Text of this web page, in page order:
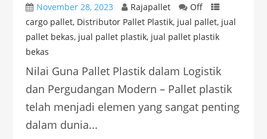
November 28, 2023 Rajapallet
Off
cargo pallet, Distributor Pallet Plastik, jual pallet, jual
pallet bekas, jual pallet plastik, jual pallet plastik
bekas
Nilai Guna Pallet Plastik dalam Logistik
dan Pergudangan Modern – Pallet plastik
telah menjadi elemen yang sangat penting
dalam dunia...